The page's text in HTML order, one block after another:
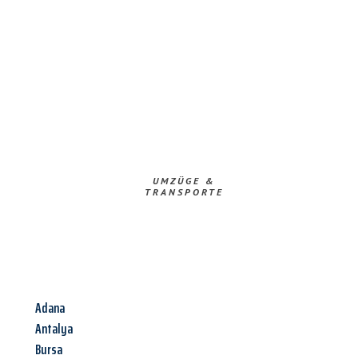
UMZÜGE &
TRANSPORTE
Adana
Antalya
Bursa